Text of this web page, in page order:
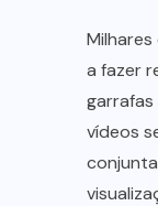
a fazer
garrafas
vídeos